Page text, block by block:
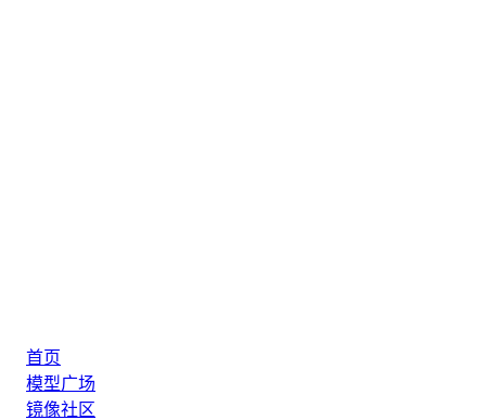
首页
模型广场
镜像社区